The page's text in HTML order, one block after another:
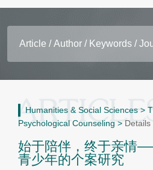
Humanities & Social Sciences >
Psychological Counseling > Details
始于陪伴，终于亲情
青少年的个案研究